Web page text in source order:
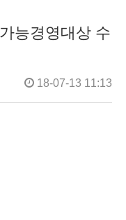
능경영대상 수
18-07-13 11:13